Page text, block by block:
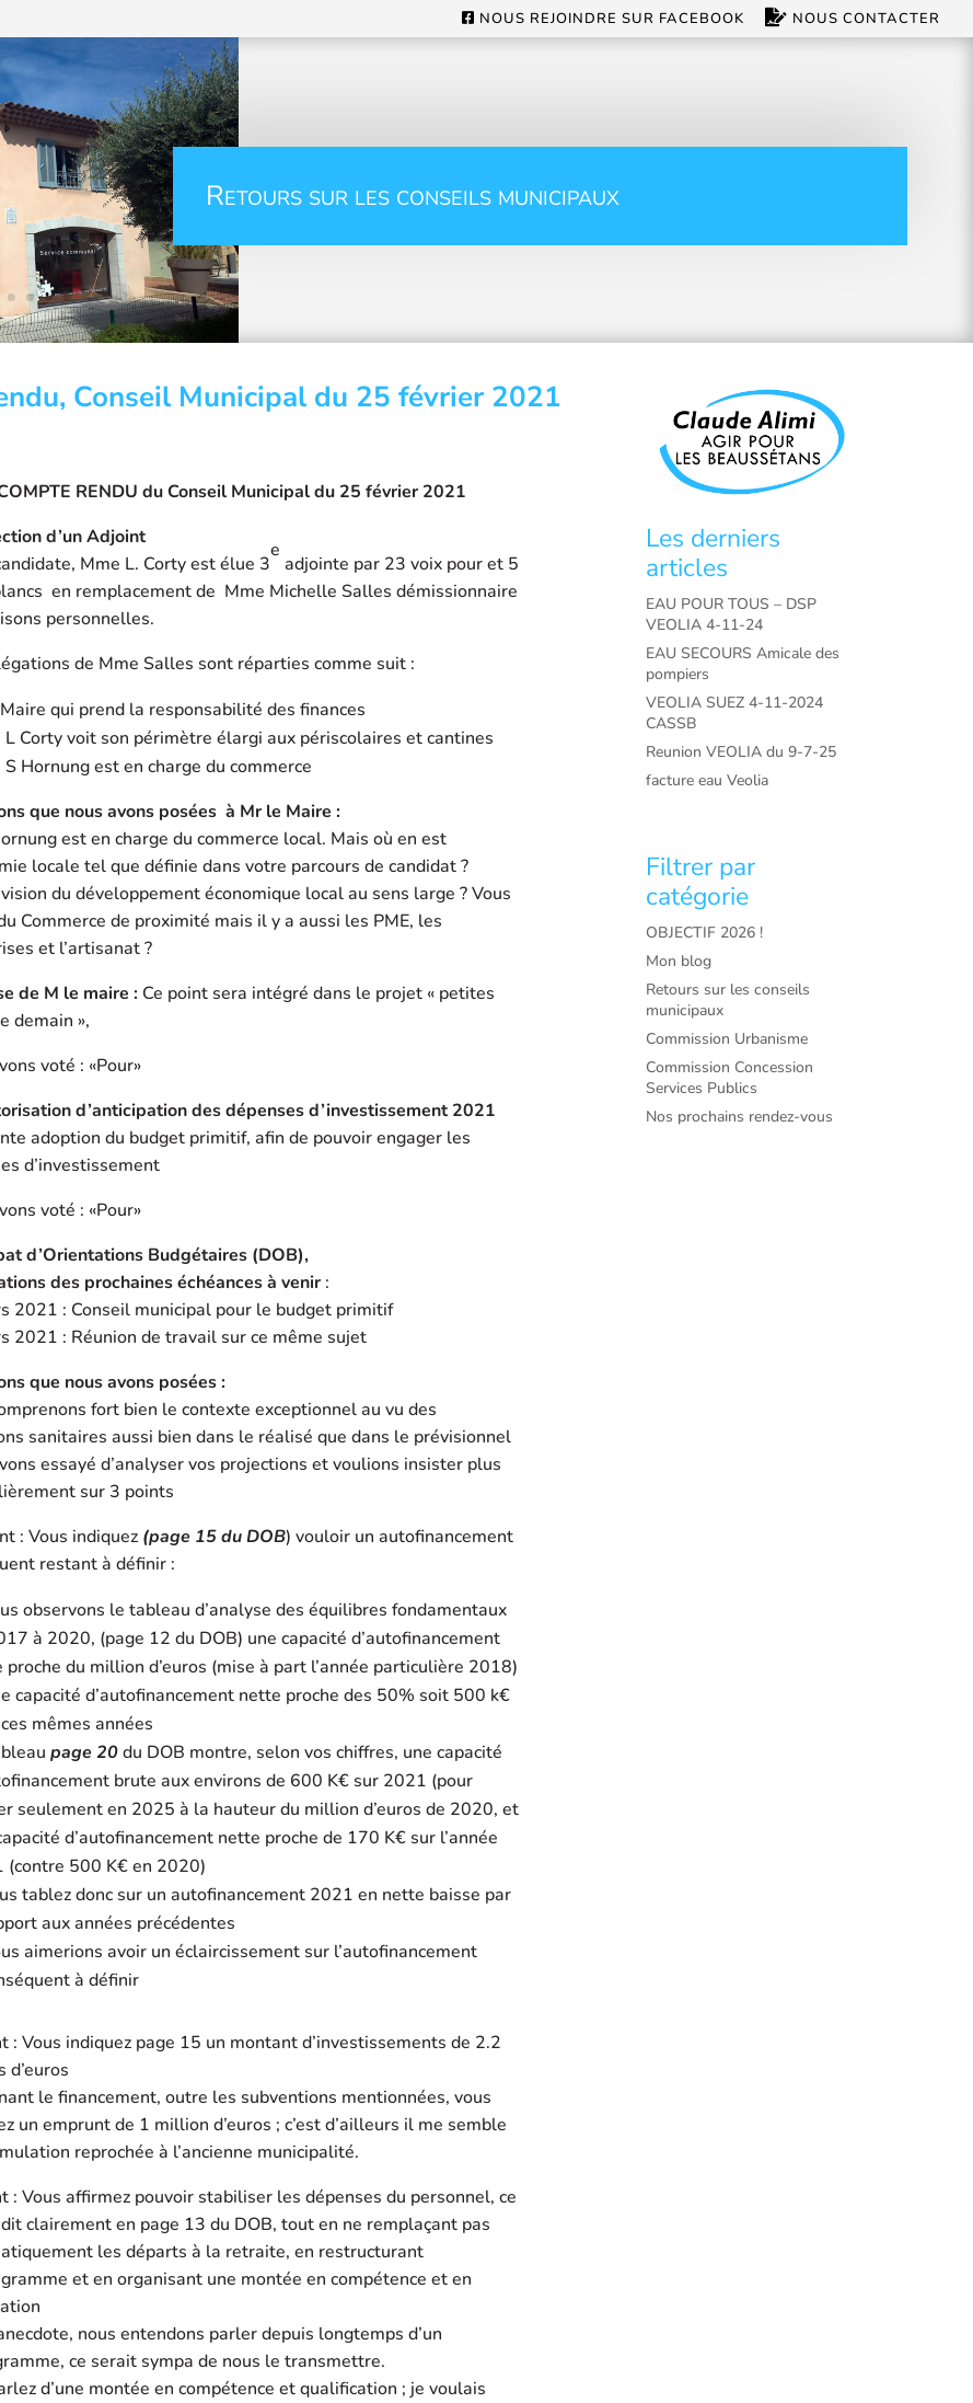
NOUS REJOINDRE SUR FACEBOOK NOUS CONTACTER
Retours sur les conseils municipaux
Conseil Municipal du 25 février 2021
RENDU du Conseil Municipal du 25 février 2021
d’un Adjoint
Mme L. Corty est élue 3
e
adjointe par 23 voix pour et 5
en remplacement de Mme Michelle Salles démissionnaire
personnelles.
de Mme Salles sont réparties comme suit :
qui prend la responsabilité des finances
L Corty voit son périmètre élargi aux périscolaires et cantines
S Hornung est en charge du commerce
que nous avons posées à Mr le Maire :
est en charge du commerce local. Mais où en est
locale tel que définie dans votre parcours de candidat ?
du développement économique local au sens large ? Vous
Commerce de proximité mais il y a aussi les PME, les
et l’artisanat ?
de M le maire : Ce point sera intégré dans le projet « petites
demain »,
voté : «Pour»
d’anticipation des dépenses d’investissement 2021
adoption du budget primitif, afin de pouvoir engager les
d’investissement
voté : «Pour»
d’Orientations Budgétaires (DOB),
des prochaines échéances à venir :
2021 : Conseil municipal pour le budget primitif
2021 : Réunion de travail sur ce même sujet
que nous avons posées :
fort bien le contexte exceptionnel au vu des
sanitaires aussi bien dans le réalisé que dans le prévisionnel
essayé d’analyser vos projections et voulions insister plus
sur 3 points
: Vous indiquez (page 15 du DOB) vouloir un autofinancement
restant à définir :
observons le tableau d’analyse des équilibres fondamentaux
à 2020, (page 12 du DOB) une capacité d’autofinancement
proche du million d’euros (mise à part l’année particulière 2018)
capacité d’autofinancement nette proche des 50% soit 500 k€
mêmes années
page 20du DOB montre, selon vos chiffres, une capacité
brute aux environs de 600 K€ sur 2021 (pour
seulement en 2025 à la hauteur du million d’euros de 2020, et
d’autofinancement nette proche de 170 K€ sur l’année
(contre 500 K€ en 2020)
tablez donc sur un autofinancement 2021 en nette baisse par
aux années précédentes
aimerions avoir un éclaircissement sur l’autofinancement
à définir
: Vous indiquez page 15 un montant d’investissements de 2.2
d’euros
le financement, outre les subventions mentionnées, vous
un emprunt de 1 million d’euros ; c’est d’ailleurs il me semble
reprochée à l’ancienne municipalité.
: Vous affirmez pouvoir stabiliser les dépenses du personnel, ce
clairement en page 13 du DOB, tout en ne remplaçant pas
les départs à la retraite, en restructurant
et en organisant une montée en compétence et en
nous entendons parler depuis longtemps d’un
ce serait sympa de nous le transmettre.
d’une montée en compétence et qualification ; je voulais
Les derniers
articles
EAU POUR TOUS – DSP
VEOLIA 4-11-24
EAU SECOURS Amicale des
pompiers
VEOLIA SUEZ 4-11-2024
CASSB
Reunion VEOLIA du 9-7-25
facture eau Veolia
Filtrer par
catégorie
OBJECTIF 2026 !
Mon blog
Retours sur les conseils
municipaux
Commission Urbanisme
Commission Concession
Services Publics
Nos prochains rendez-vous